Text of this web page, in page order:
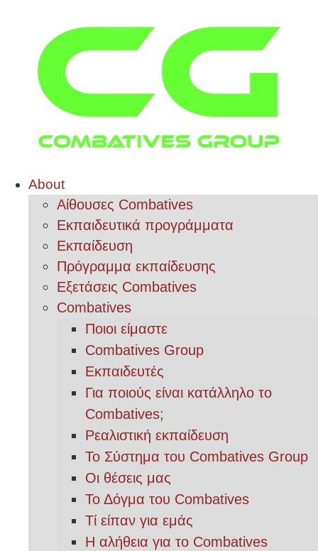
About
Αίθουσες Combatives
Εκπαιδευτικά προγράμματα
Εκπαίδευση
Πρόγραμμα εκπαίδευσης
Εξετάσεις Combatives
Combatives
Ποιοι είμαστε
Combatives Group
Εκπαιδευτές
Για ποιούς είναι κατάλληλο το
Combatives;
Ρεαλιστική εκπαίδευση
Το Σύστημα του Combatives Group
Οι θέσεις μας
Το Δόγμα του Combatives
Τί είπαν για εμάς
Η αλήθεια για το Combatives